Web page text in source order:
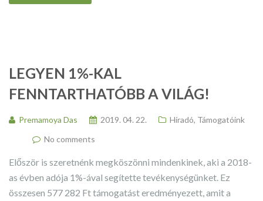
LEGYEN 1%-KAL
FENNTARTHATÓBB A VILÁG!
Premamoya Das 2019. 04. 22. Híradó, Támogatóink
No comments
Először is szeretnénk megköszönni mindenkinek, aki a 2018-
as évben adója 1%-ával segítette tevékenységünket. Ez
összesen 577 282 Ft támogatást eredményezett, amit a